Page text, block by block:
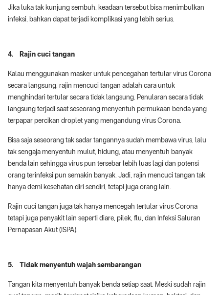
Jika luka tak kunjung sembuh, keadaan tersebut bisa menimbulkan
infeksi, bahkan dapat terjadi komplikasi yang lebih serius.
4. Rajin cuci tangan
Kalau menggunakan masker untuk pencegahan tertular virus Corona
secara langsung, rajin mencuci tangan adalah cara untuk
menghindari tertular secara tidak langsung. Penularan secara tidak
langsung terjadi saat seseorang menyentuh permukaan benda yang
terpapar percikan droplet yang mengandung virus Corona.
Bisa saja seseorang tak sadar tangannya sudah membawa virus, lalu
tak sengaja menyentuh mulut, hidung, atau menyentuh banyak
benda lain sehingga virus pun tersebar lebih luas lagi dan potensi
orang terinfeksi pun semakin banyak. Jadi, rajin mencuci tangan tak
hanya demi kesehatan diri sendiri, tetapi juga orang lain.
Rajin cuci tangan juga tak hanya mencegah tertular virus Corona
tetapi juga penyakit lain seperti diare, pilek, flu, dan Infeksi Saluran
Pernapasan Akut (ISPA).
5. Tidak menyentuh wajah sembarangan
Tangan kita menyentuh banyak benda setiap saat. Meski sudah rajin